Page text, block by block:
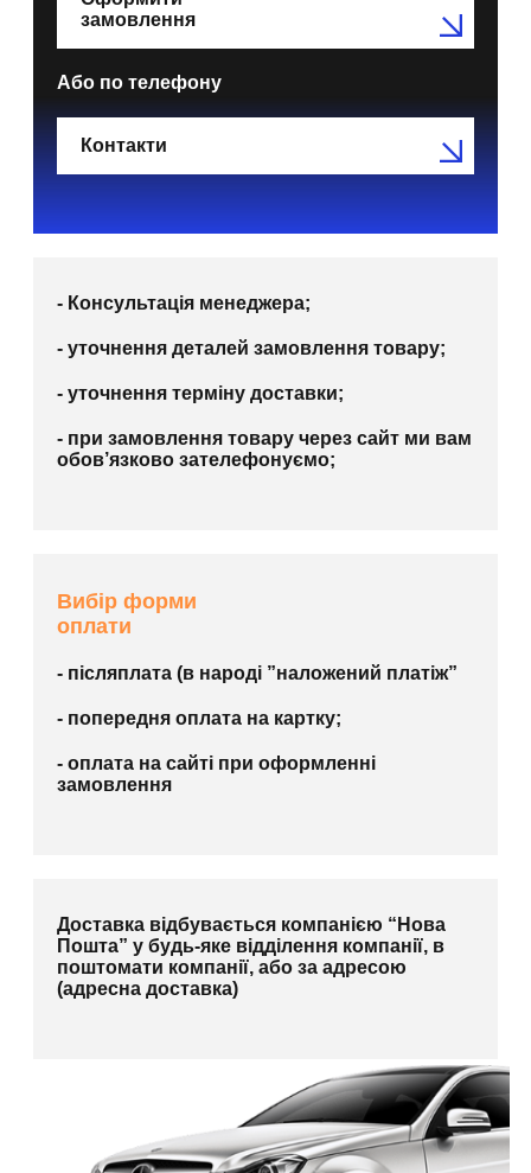
замовлення
Або по телефону
Контакти
- Консультація менеджера;
- уточнення деталей замовлення товару;
- уточнення терміну доставки;
- при замовлення товару через сайт ми вам
обов’язково зателефонуємо;
Вибір форми
оплати
- післяплата (в народі ”наложений платіж”
- попередня оплата на картку;
- оплата на сайті при оформленні
замовлення
Доставка відбувається компанією “Нова
Пошта” у будь-яке відділення компанії, в
поштомати компанії, або за адресою
(адресна доставка)